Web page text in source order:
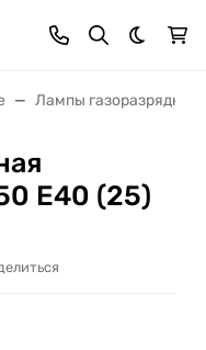
Темная
Лампы газоразрядные
E40 (25)